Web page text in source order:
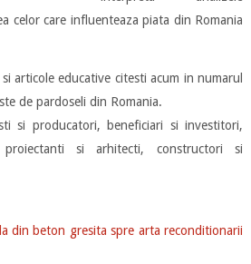
celor care influenteaza piata din Romania
articole educative citesti acum in numarul
de pardoseli din Romania.
si producatori, beneficiari si investitori,
si arhitecti, constructori si
din beton gresita spre arta reconditionarii